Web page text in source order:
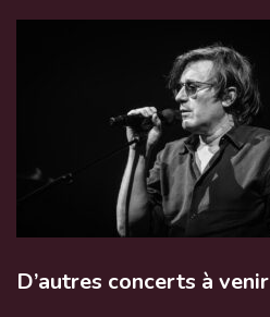
D’autres concerts à venir